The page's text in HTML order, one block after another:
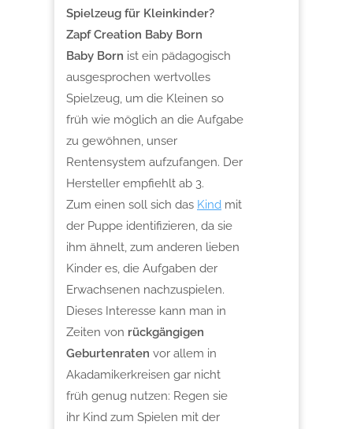
Spielzeug für Kleinkinder?
Zapf Creation Baby Born
Baby Born ist ein pädagogisch
ausgesprochen wertvolles
Spielzeug, um die Kleinen so
früh wie möglich an die Aufgabe
zu gewöhnen, unser
Rentensystem aufzufangen. Der
Hersteller empfiehlt ab 3.
Zum einen soll sich das Kind mit
der Puppe identifizieren, da sie
ihm ähnelt, zum anderen lieben
Kinder es, die Aufgaben der
Erwachsenen nachzuspielen.
Dieses Interesse kann man in
Zeiten von rückgängigen
Geburtenraten vor allem in
Akadamikerkreisen gar nicht
früh genug nutzen: Regen sie
ihr Kind zum Spielen mit der